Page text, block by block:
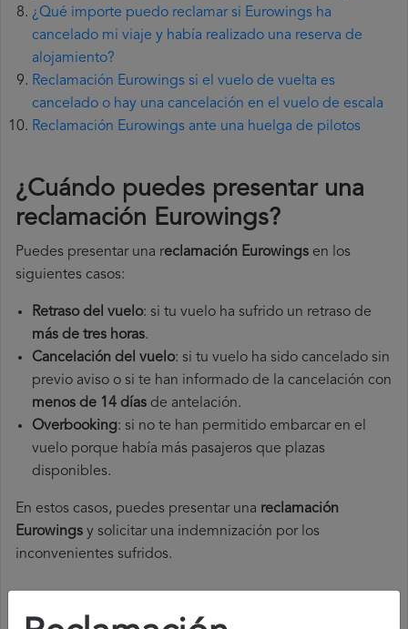
¿Qué importe puedo reclamar si Eurowings ha
cancelado mi viaje y había realizado una reserva de
alojamiento?
Reclamación Eurowings si el vuelo de vuelta es
cancelado o hay una cancelación en el vuelo de escala
Reclamación Eurowings ante una huelga de pilotos
¿Cuándo puedes presentar una
reclamación Eurowings?
Puedes presentar una reclamación Eurowings en los
siguientes casos:
Retraso del vuelo: si tu vuelo ha sufrido un retraso de
más de tres horas.
Cancelación del vuelo: si tu vuelo ha sido cancelado sin
previo aviso o si te han informado de la cancelación con
menos de 14 días de antelación.
Overbooking: si no te han permitido embarcar en el
vuelo porque había más pasajeros que plazas
disponibles.
En estos casos, puedes presentar una reclamación
Eurowings​ y solicitar una indemnización por los
inconvenientes sufridos.
¿Cómo presentar una reclamación